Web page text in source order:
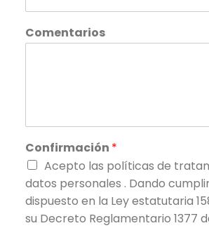
Comentarios
Confirmación *
Acepto las políticas de
datos personales . Dando
dispuesto en la Ley estatutaria
su Decreto Reglamentario 1377